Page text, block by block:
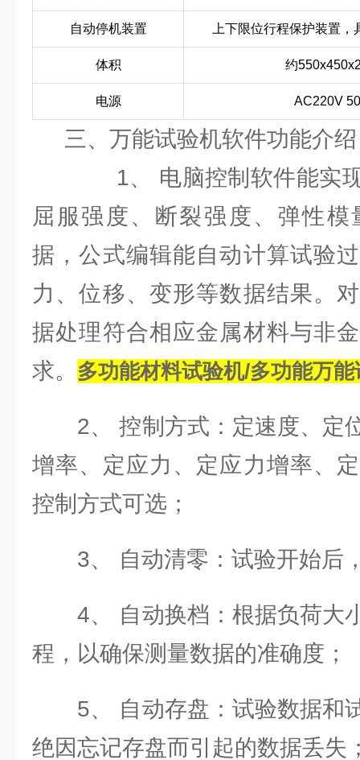
自动停机装置 上下限位行程保护装置
体积 约
电源 AC220V
三、万能试验机软件功能介
1、 电脑控制软件能实现
屈服强度、断裂强度、弹性
据，公式编辑能自动计算试验
力、位移、变形等数据结果。
据处理符合相应金属材料与非
求。 多功能材料试验机/多功能万
2、 控制方式：定速度、定
增率、定应力、定应力增率、
控制方式可选；
3、 自动清零：试验开始后
4、 自动换档：根据负荷大
程，以确保测量数据的准确度；
5、 自动存盘：试验数据和
绝因忘记存盘而引起的数据丢失